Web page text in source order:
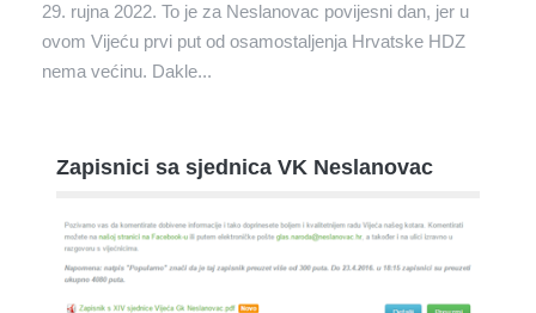
29. rujna 2022. To je za Neslanovac povijesni dan, jer u
ovom Vijeću prvi put od osamostaljenja Hrvatske HDZ
nema većinu. Dakle...
Zapisnici sa sjednica VK Neslanovac